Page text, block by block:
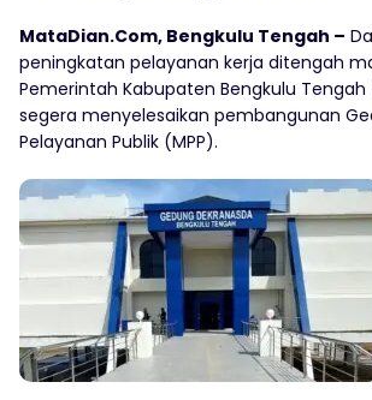
MataDian.Com, Bengkulu Tengah –
peningkatan pelayanan kerja ditengah
Pemerintah Kabupaten Bengkulu
segera menyelesaikan pembangunan
Pelayanan Publik (MPP).